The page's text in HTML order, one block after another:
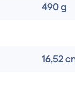
490 g
16,52